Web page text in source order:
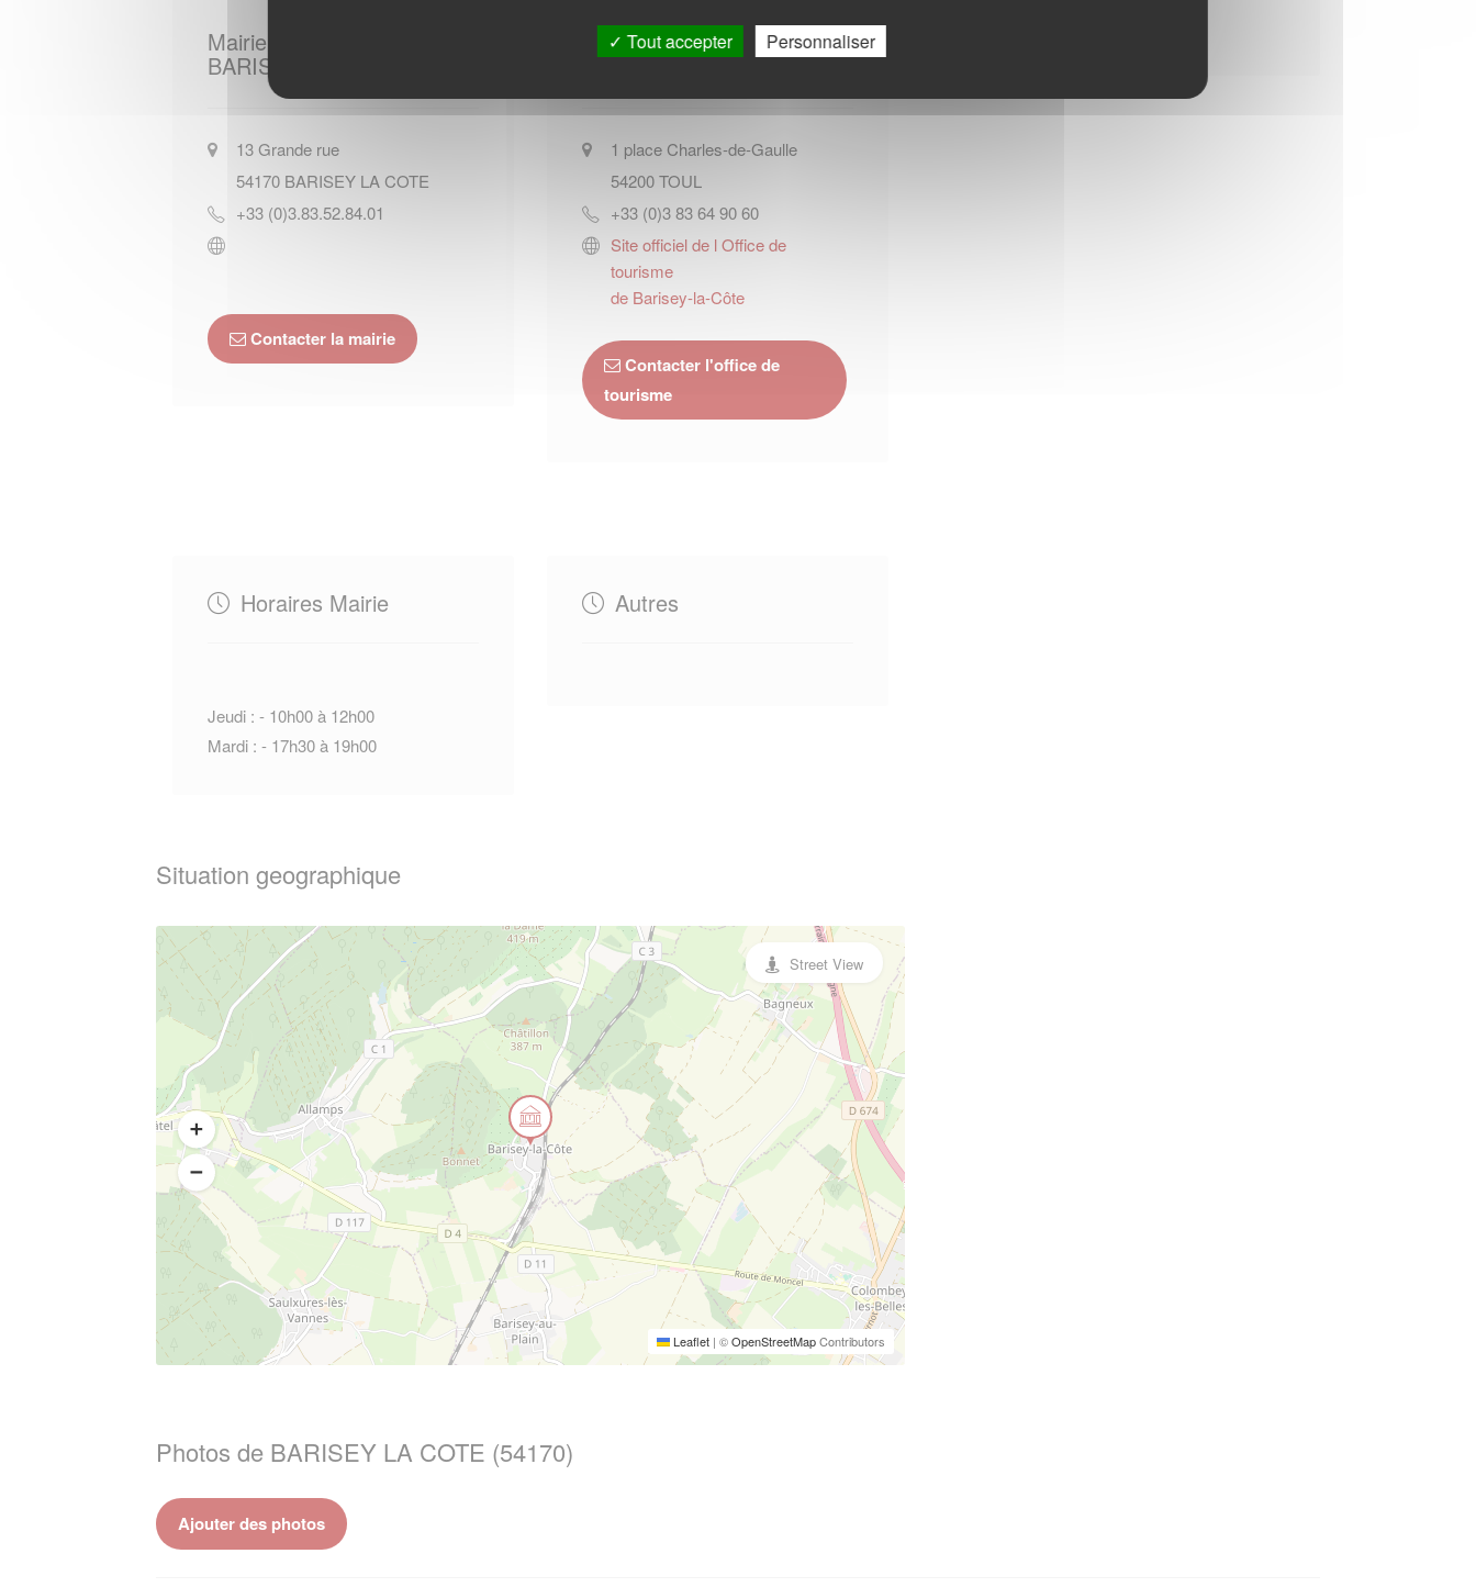
Mairie de
BARISEY LA COTE
13 Grande rue
54170 BARISEY LA COTE
+33 (0)3.83.52.84.01
Contacter la mairie
Office de tourisme de
Barisey-la-Côte
1 place Charles-de-Gaulle
54200TOUL
+33 (0)3 83 64 90 60
Site officiel de l Office de
tourisme
de Barisey-la-Côte
Contacter l'office de
tourisme
Horaires Mairie
Jeudi : - 10h00 à 12h00
Mardi : - 17h30 à 19h00
Autres
Situation geographique
Leaflet | ©OpenStreetMapContributors
Street View
Photos de BARISEY LA COTE (54170)
Ajouter des photos
Tout accepter Personnaliser